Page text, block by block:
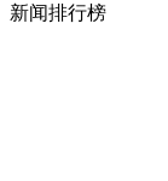
新闻排行榜